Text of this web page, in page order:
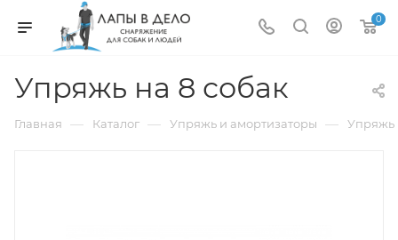
0
Упряжь на 8 собак
Главная — Каталог — Упряжь и амортизаторы — Упряжь